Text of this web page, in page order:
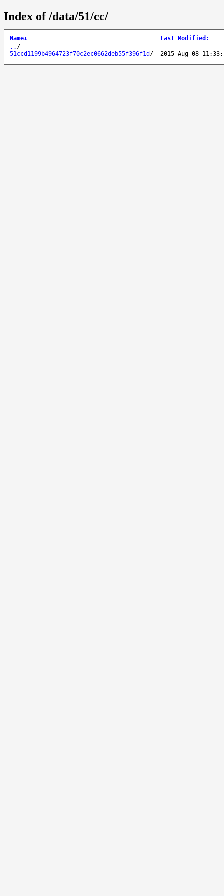
Index of /data/51/cc/
Name↓ Last Modified :
.. /
51ccd1199b4964723f70c2ec0662deb55f396f1d / 2015-Aug-08